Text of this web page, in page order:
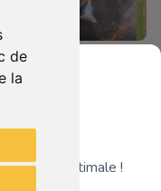
de
la
€
optimale !